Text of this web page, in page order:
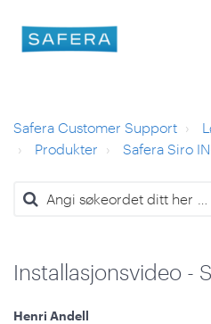
Safera Customer Support
Produkter
Safera Siro
Installasjonsvideo -
Henri Andell